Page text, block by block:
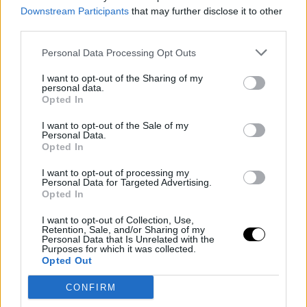
Downstream Participants that may further disclose it to other
Personal Data Processing Opt Outs
I want to opt-out of the Sharing of my
personal data.
Opted In
I want to opt-out of the Sale of my
Personal Data.
Opted In
I want to opt-out of processing my
Personal Data for Targeted Advertising.
Opted In
I want to opt-out of Collection, Use,
Retention, Sale, and/or Sharing of my
Personal Data that Is Unrelated with the
Purposes for which it was collected.
Opted Out
CONFIRM
Asocciated Press.
tras el 'milagro' de su rodilla
persona de la prensa a la que se lo he contado, pero
con mi rodilla, algo ha cambiado en el último mes, no
sé qué es. Anoche estuve con mi masajista y mi
fisioterapeuta y algo ha cambiado en mi rodilla. Ya
no está hinchada. Ya no me duele después de la
sesión", confiesa Kyrgios.
El australiano había dejado muchas entrevistas